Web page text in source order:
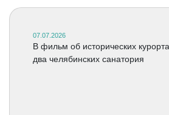
07.07.2026
В фильм об исторических
два челябинских санатория